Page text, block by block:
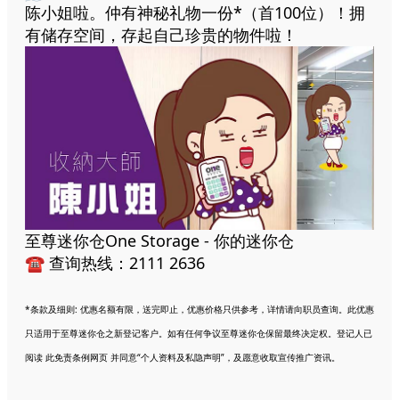
陈小姐啦。仲有神秘礼物一份*（首100位）！拥
有储存空间，存起自己珍贵的物件啦！
至尊迷你仓One Storage - 你的迷你仓
☎ 查询热线：2111 2636
*条款及细则: 优惠名额有限，送完即止，优惠价格只供参考，详情请向职员查询。此优惠
只适用于至尊迷你仓之新登记客户。如有任何争议至尊迷你仓保留最终决定权。登记人已
阅读 此免责条例网页 并同意“个人资料及私隐声明”，及愿意收取宣传推广资讯。